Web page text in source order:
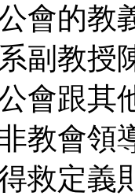
會的
副教授
會跟其
教會領
救定義